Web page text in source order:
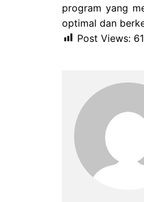
program yang
optimal dan
Post Views: 61